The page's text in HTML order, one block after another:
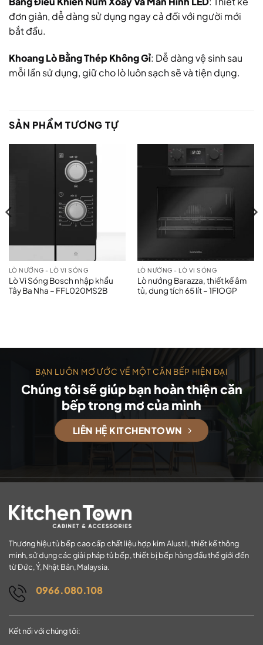
đơn giản, dễ dàng sử dụng ngay cả đối với người mới
bắt đầu.
Khoang Lò Bằng Thép Không Gỉ: Dễ dàng vệ sinh sau
mỗi lần sử dụng, giữ cho lò luôn sạch sẽ và tiện dụng.
SẢN PHẨM TƯƠNG TỰ
LÒ NƯỚNG - LÒ VI SÓNG
Lò Vi Sóng Bosch nhập khẩu
Tây Ba Nha – FFL020MS2B
LÒ NƯỚNG - LÒ VI SÓNG
Lò nướng Barazza, thiết kế âm
tủ, dung tích 65 lít – 1FIOGP
BẠN LUÔN MƠ ƯỚC VỀ MỘT CĂN BẾP HIỆN ĐẠI
Chúng tôi sẽ giúp bạn hoàn thiện căn
bếp trong mơ của mình
LIÊN HỆ KITCHENTOWN
Thương hiệu tủ bếp cao cấp chất liệu hợp kim Alustil, thiết kế thông
minh, sử dụng các giải pháp tủ bếp, thiết bị bếp hàng đầu thế giới đến
từ Đức, Ý, Nhật Bản, Malaysia.
0966.080.108
Kết nối với chúng tôi: